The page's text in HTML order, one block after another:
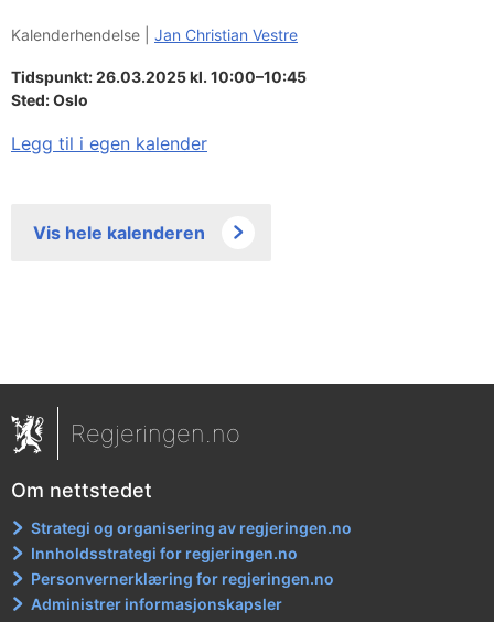
Kalenderhendelse | Jan Christian Vestre
Tidspunkt: 26.03.2025 kl. 10:00–10:45
Sted:Oslo
Legg til i egen kalender
Vis hele kalenderen
Regjeringen.no
Om nettstedet
Strategi og organisering av regjeringen.no
Innholdsstrategi for regjeringen.no
Personvernerklæring for regjeringen.no
Administrer informasjonskapsler